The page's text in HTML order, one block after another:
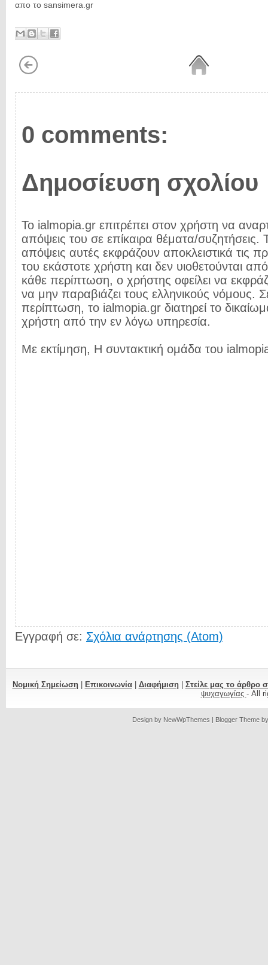
απο το sansimera.gr
0 comments:
Δημοσίευση σχολίου
Το ialmopia.gr επιτρέπει στον χρήστη να
απόψεις του σε επίκαιρα θέματα/συζητήσεις.
απόψεις αυτές εκφράζουν αποκλειστικά τις
του εκάστοτε χρήστη και δεν υιοθετούνται
κάθε περίπτωση, ο χρήστης οφείλει να
να μην παραβιάζει τους ελληνικούς νόμους.
περίπτωση, το ialmopia.gr διατηρεί το
χρήστη από την εν λόγω υπηρεσία.
Με εκτίμηση, Η συντακτική ομάδα του
Εγγραφή σε: Σχόλια ανάρτησης (Atom)
Νομική Σημείωση| Επικοινωνία| Διαφήμιση| Στείλε μας το άρθρο
ψυχαγωγίας - All
Design by NewWpThemes | Blogger Theme